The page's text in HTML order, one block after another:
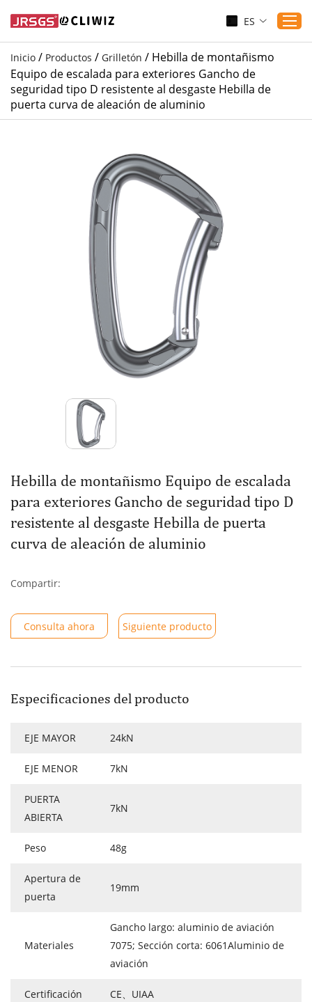
Inicio
Productos
Servicio
Descargar
Sustenibilidad
Sobre nosotros
ES
Inicio / Productos / Grilletón / Hebilla de montañismo
Equipo de escalada para exteriores Gancho de
seguridad tipo D resistente al desgaste Hebilla de
puerta curva de aleación de aluminio
Hebilla de montañismo Equipo de escalada
para exteriores Gancho de seguridad tipo D
resistente al desgaste Hebilla de puerta
curva de aleación de aluminio
Compartir:
Consulta ahora Siguiente producto
Especificaciones del producto
EJE MAYOR 24kN
EJE MENOR 7kN
PUERTA
ABIERTA
7kN
Peso 48g
Apertura de
puerta
19mm
Materiales
Gancho largo: aluminio de aviación
7075; Sección corta: 6061Aluminio de
aviación
Certificación CE、UIAA